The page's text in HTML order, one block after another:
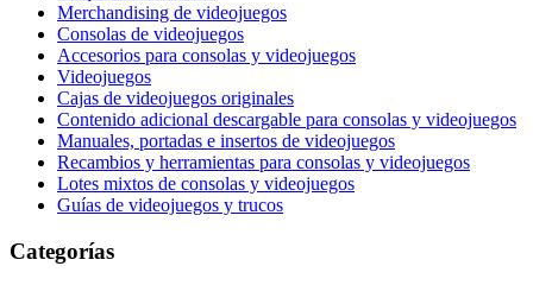
Merchandising de videojuegos
Consolas de videojuegos
Accesorios para consolas y videojuegos
Videojuegos
Cajas de videojuegos originales
Contenido adicional descargable para consolas y videojuegos
Manuales, portadas e insertos de videojuegos
Recambios y herramientas para consolas y videojuegos
Lotes mixtos de consolas y videojuegos
Guías de videojuegos y trucos
Categorías